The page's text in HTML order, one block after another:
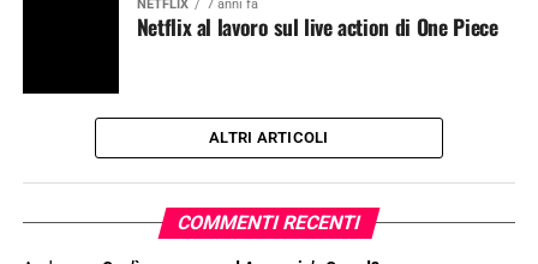
NETFLIX 7 anni fa
Netflix al lavoro sul live action di One Piece
ALTRI ARTICOLI
COMMENTI RECENTI